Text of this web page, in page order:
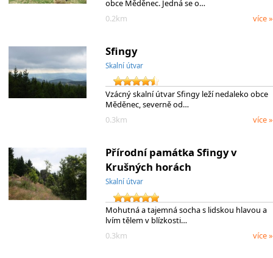
obce Měděnec. Jedná se o…
0.2km
více »
Sfingy
Skalní útvar
Vzácný skalní útvar Sfingy leží nedaleko obce
Měděnec, severně od…
0.3km
více »
Přírodní památka Sfingy v
Krušných horách
Skalní útvar
Mohutná a tajemná socha s lidskou hlavou a
lvím tělem v blízkosti…
0.3km
více »